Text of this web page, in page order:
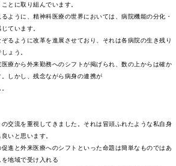
とに取り組んでいます。
ように、精神科医療の世界においては、病院機能の分化・
ています。
るように改革を進展させており、それは各病院の生き残り
ょう。
療から外来勤務へのシフトが掲げられ、数の上からは確か
しかし、残念ながら病身の連携が
交流を重視してきました。それは冒頭ふれたような私自身
いと思います。
進と外来医療へのシフトといった命題は簡単なものではあ
地域で受け入れる